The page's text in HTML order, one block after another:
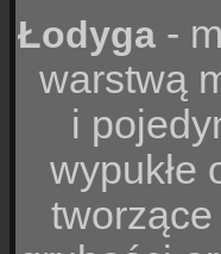
Łodyga-
warstwą
i
wypukłe